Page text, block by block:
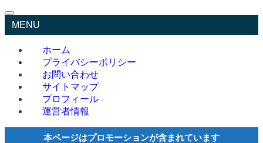
MENU
ホーム
プライバシーポリシー
お問い合わせ
サイトマップ
プロフィール
運営者情報
本ページはプロモーションが含まれています